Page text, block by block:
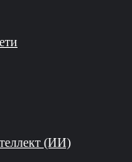
(ИИ)